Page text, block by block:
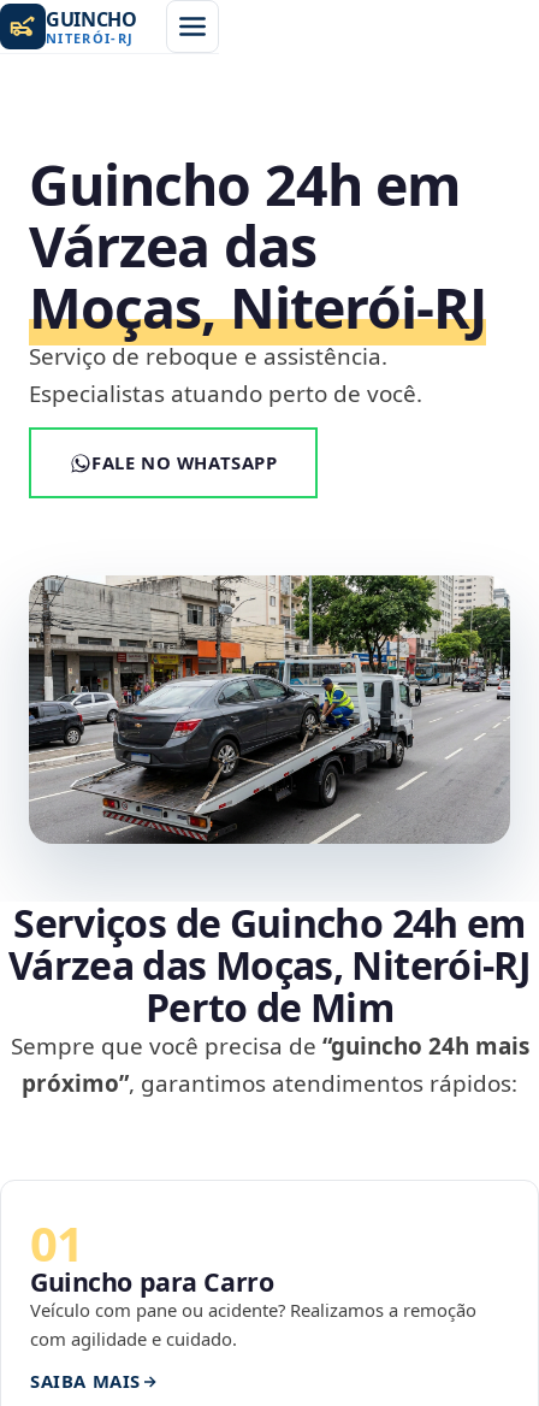
GUINCHO
NITERÓI- RJ
Guincho 24h em
Várzea das
Moças, Niterói‑RJ
Serviço de reboque e assistência.
Especialistas atuando perto de você.
FALE NO WHATSAPP
Serviços de Guincho 24h em
Várzea das Moças, Niterói‑RJ
Perto de Mim
Sempre que você precisa de “guincho 24h mais
próximo”, garantimos atendimentos rápidos:
01
Guincho para Carro
Veículo com pane ou acidente? Realizamos a remoção
com agilidade e cuidado.
SAIBA MAIS